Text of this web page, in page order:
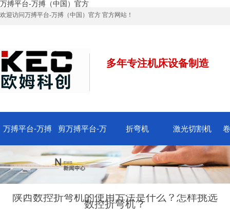
万搏平台-万搏（中国）官方
欢迎访问万搏平台-万搏（中国）官方 官方网站！
多年专注机床设备制造
万搏平台-万搏
（中国）官方万
搏平台-万搏
剪万搏平台-万
搏（中国）官方
折弯机 激光切割机
搏
陕西数控折弯机的使用方法是什么？怎样挑选
数控折弯机？